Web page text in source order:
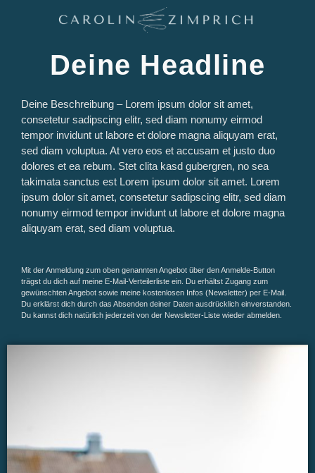
Deine Headline
Deine Beschreibung – Lorem ipsum dolor sit amet,
consetetur sadipscing elitr, sed diam nonumy eirmod
tempor invidunt ut labore et dolore magna aliquyam erat,
sed diam voluptua. At vero eos et accusam et justo duo
dolores et ea rebum. Stet clita kasd gubergren, no sea
takimata sanctus est Lorem ipsum dolor sit amet. Lorem
ipsum dolor sit amet, consetetur sadipscing elitr, sed diam
nonumy eirmod tempor invidunt ut labore et dolore magna
aliquyam erat, sed diam voluptua.
Mit der Anmeldung zum oben genannten Angebot über den Anmelde-Button
trägst du dich auf meine E-Mail-Verteilerliste ein. Du erhältst Zugang zum
gewünschten Angebot sowie meine kostenlosen Infos (Newsletter) per E-Mail.
Du erklärst dich durch das Absenden deiner Daten ausdrücklich einverstanden.
Du kannst dich natürlich jederzeit von der Newsletter-Liste wieder abmelden.